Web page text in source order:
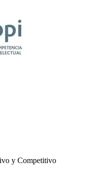
y Competitivo